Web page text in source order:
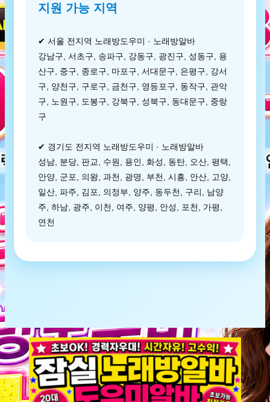
지원 가능 지역
✔ 서울 전지역 노래방도우미 · 노래방알바
강남구, 서초구, 송파구, 강동구, 광진구, 성동구, 용
산구, 중구, 종로구, 마포구, 서대문구, 은평구, 강서
구, 양천구, 구로구, 금천구, 영등포구, 동작구, 관악
구, 노원구, 도봉구, 강북구, 성북구, 동대문구, 중랑
구
✔ 경기도 전지역 노래방도우미 · 노래방알바
성남, 분당, 판교, 수원, 용인, 화성, 동탄, 오산, 평택,
안양, 군포, 의왕, 과천, 광명, 부천, 시흥, 안산, 고양,
일산, 파주, 김포, 의정부, 양주, 동두천, 구리, 남양
주, 하남, 광주, 이천, 여주, 양평, 안성, 포천, 가평,
연천